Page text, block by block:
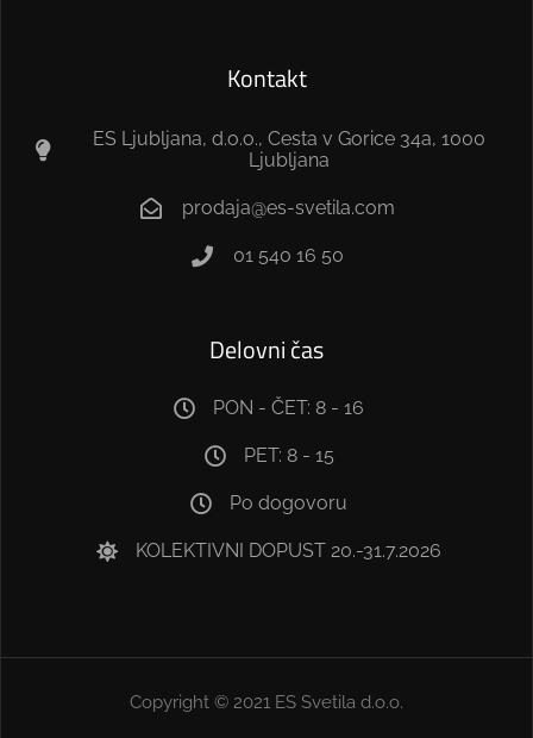
Kontakt
ES Ljubljana, d.o.o., Cesta v Gorice 34a, 1000
Ljubljana
prodaja@es-svetila.com
01 540 16 50
Delovni čas
PON - ČET: 8 - 16
PET: 8 - 15
Po dogovoru
KOLEKTIVNI DOPUST 20.-31.7.2026
Copyright © 2021 ES Svetila d.o.o.